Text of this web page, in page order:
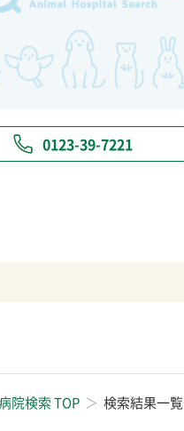
0123-39-7221
院検索 TOP 検索結果一覧